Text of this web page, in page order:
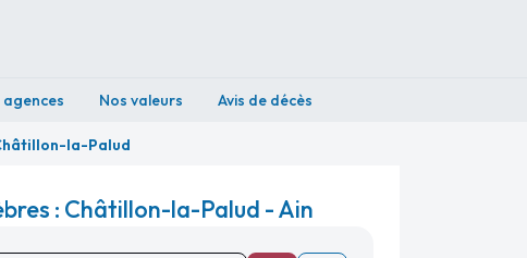
agences Nos valeurs Avis de décès
la-Palud
: Châtillon-la-Palud - Ain